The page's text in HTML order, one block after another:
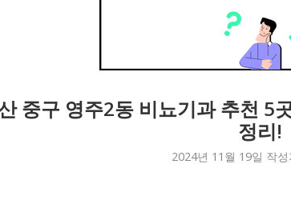
중구 영주2동 비뇨기과 추천 5
정리!
2024년 11월 19일 작성